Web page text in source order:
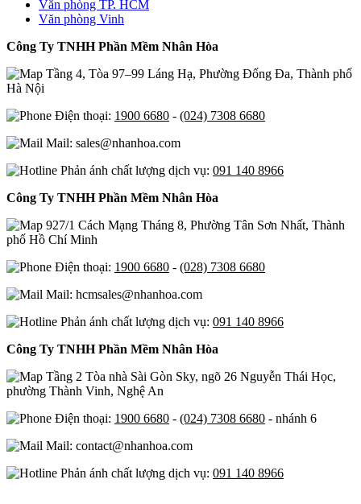
Văn phòng TP. HCM
Văn phòng Vinh
Công Ty TNHH Phần Mềm Nhân Hòa
Tầng 4, Tòa 97–99 Láng Hạ, Phường Đống Đa, Thành phố
Hà Nội
Điện thoại: 1900 6680 - (024) 7308 6680
Mail: sales@nhanhoa.com
Phản ánh chất lượng dịch vụ: 091 140 8966
Công Ty TNHH Phần Mềm Nhân Hòa
927/1 Cách Mạng Tháng 8, Phường Tân Sơn Nhất, Thành
phố Hồ Chí Minh
Điện thoại: 1900 6680 - (028) 7308 6680
Mail: hcmsales@nhanhoa.com
Phản ánh chất lượng dịch vụ: 091 140 8966
Công Ty TNHH Phần Mềm Nhân Hòa
Tầng 2 Tòa nhà Sài Gòn Sky, ngõ 26 Nguyễn Thái Học,
phường Thành Vinh, Nghệ An
Điện thoại: 1900 6680 - (024) 7308 6680 - nhánh 6
Mail: contact@nhanhoa.com
Phản ánh chất lượng dịch vụ: 091 140 8966